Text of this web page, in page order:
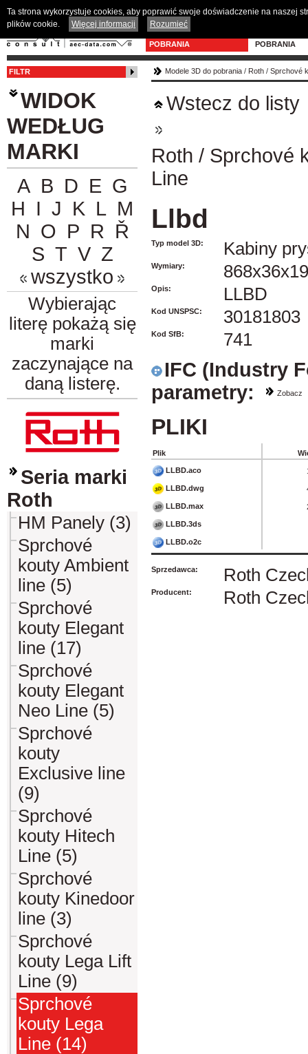
POBRANIA
POBRANIA
FILTR
WIDOK
WEDŁUG
MARKI
A B D E G
H I J K L M
N O P R Ř
S T V Z
wszystko
Wybierając
literę pokażą się
marki
zaczynające na
daną listerę.
Seria marki
Roth
HM Panely (3)
Sprchové
kouty Ambient
line (5)
Sprchové
kouty Elegant
line (17)
Sprchové
kouty Elegant
Neo Line (5)
Sprchové
kouty
Exclusive line
(9)
Sprchové
kouty Hitech
Line (5)
Sprchové
kouty Kinedoor
line (3)
Sprchové
kouty Lega Lift
Line (9)
Sprchové
kouty Lega
Line (14)
Modele 3D do pobrania / Roth / Sprchové
Wstecz do listy
Roth / Sprchové
Line
Llbd
Typ model 3D: Kabiny
Wymiary:
Opis: LLBD
Kod UNSPSC: 30181803
Kod SfB: 741
IFC (Industry
parametry:
Zobacz
PLIKI
Plik
LLBD.aco
LLBD.dwg
LLBD.max
LLBD.3ds
LLBD.o2c
Sprzedawca: Roth
Producent: Roth
Ta strona wykorzystuje cookies, aby poprawić swoje doświadczenie na naszej
plików cookie.
Więcej informacji Rozumieć